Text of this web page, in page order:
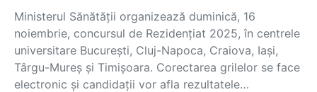
Ministerul Sănătății organizează duminică, 16
noiembrie, concursul de Rezidențiat 2025, în centrele
universitare București, Cluj-Napoca, Craiova, Iaşi,
Târgu-Mureş şi Timişoara. Corectarea grilelor se face
electronic și candidații vor afla rezultatele…